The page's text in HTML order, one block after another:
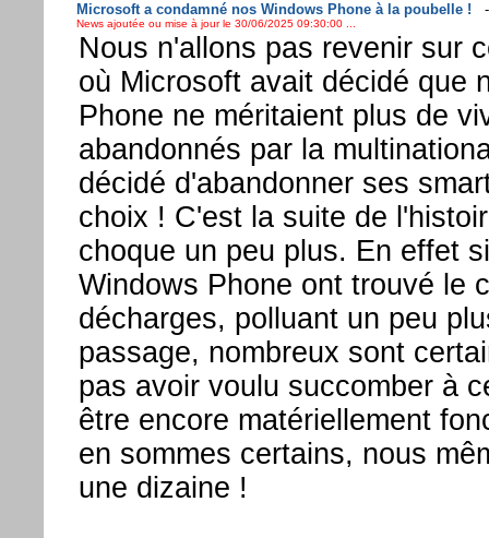
Microsoft a condamné nos Windows Phone à la poubelle !
News ajoutée ou mise à jour le 30/06/2025 09:30:00 ...
Nous n'allons pas revenir sur
où Microsoft avait décidé que
Phone ne méritaient plus de
abandonnés par la
décidé d'abandonner ses
choix ! C'est la suite de
choque un peu plus. En effet
Windows Phone ont trouvé le
décharges, polluant un peu
passage, nombreux sont
pas avoir voulu succomber à
être encore matériellement
en sommes certains, nous
une dizaine !